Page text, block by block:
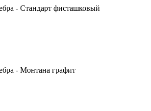
- Стандарт фисташковый
- Монтана графит